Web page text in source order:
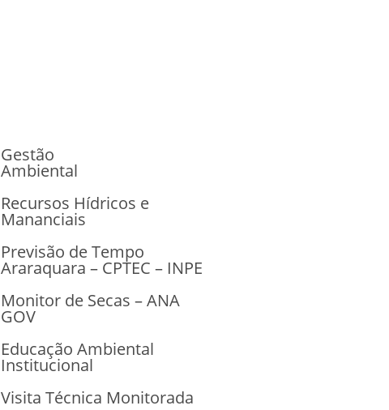
Gestão
Ambiental
Recursos Hídricos e
Mananciais
Previsão de Tempo
Araraquara – CPTEC – INPE
Monitor de Secas – ANA
GOV
Educação Ambiental
Institucional
Visita Técnica Monitorada